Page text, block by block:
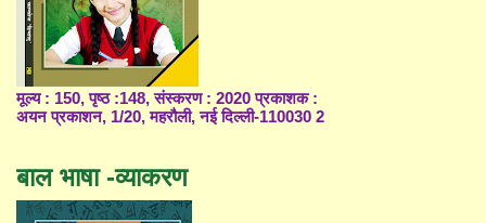
मूल्य : 150, पृष्ठ :148, संस्करण : 2020 प्रकाशक :
अयन प्रकाशन, 1/20, महरौली, नई दिल्ली-110030 2
बाल भाषा -व्याकरण